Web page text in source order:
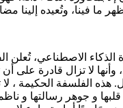
الاصطناعي، تُعلن
وأنها لا تزال قادرة على
هذه الفلسفة الحكيمة ،
و جوهر رسالتها و